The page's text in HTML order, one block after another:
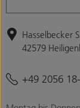
Hasselbecker
42579
+49 2056